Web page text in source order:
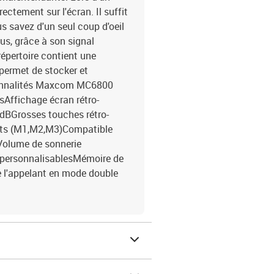
sur l'écran. Il suffit
savez d'un seul coup d'oeil
grâce à son signal
contient une
de stocker et
Maxcom MC6800
écran rétro-
touches rétro-
(M1,M2,M3)Compatible
de sonnerie
de
en mode double